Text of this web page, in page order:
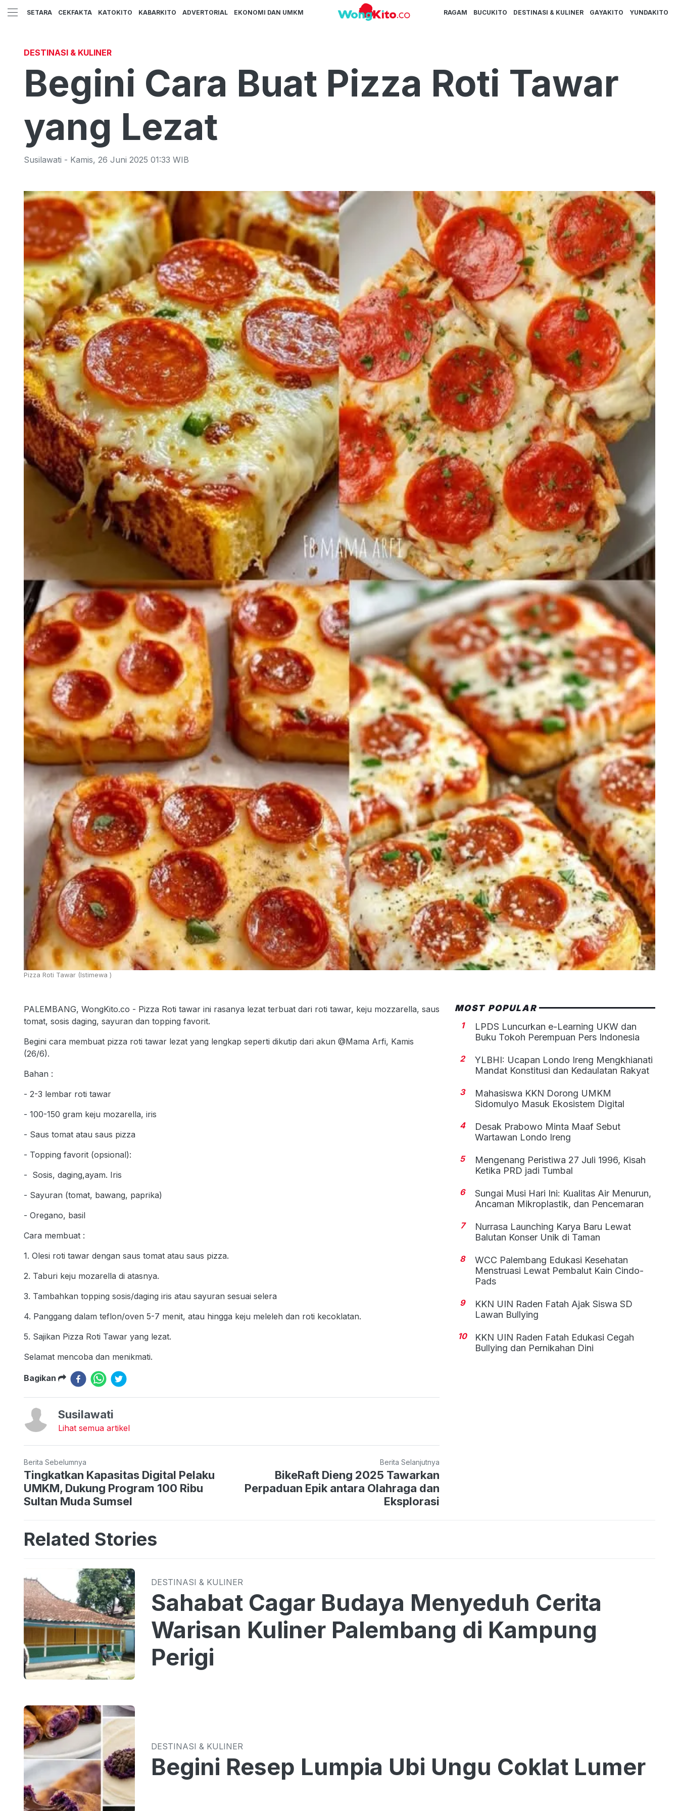
SETARA CEKFAKTA KATOKITO KABARKITO ADVERTORIAL EKONOMI DAN UMKM RAGAM BUCUKITO DESTINASI & KULINER GAYAKITO YUNDAKITO
DESTINASI & KULINER
Begini Cara Buat Pizza Roti Tawar
yang Lezat
Susilawati - Kamis, 26 Juni 2025 01:33 WIB
Pizza Roti Tawar (Istimewa )
PALEMBANG, WongKito.co - Pizza Roti tawar ini rasanya lezat terbuat dari roti tawar, keju mozzarella, saus
tomat, sosis daging, sayuran dan topping favorit.
Begini cara membuat pizza roti tawar lezat yang lengkap seperti dikutip dari akun @Mama Arfi, Kamis
(26/6).
Bahan :
- 2-3 lembar roti tawar
- 100-150 gram keju mozarella, iris
- Saus tomat atau saus pizza
- Topping favorit (opsional):
- Sosis, daging,ayam. Iris
- Sayuran (tomat, bawang, paprika)
- Oregano, basil
Cara membuat :
1. Olesi roti tawar dengan saus tomat atau saus pizza.
2. Taburi keju mozarella di atasnya.
3. Tambahkan topping sosis/daging iris atau sayuran sesuai selera
4. Panggang dalam teflon/oven 5-7 menit, atau hingga keju meleleh dan roti kecoklatan.
5. Sajikan Pizza Roti Tawar yang lezat.
Selamat mencoba dan menikmati.
Bagikan
Susilawati
Lihat semua artikel
Berita Sebelumnya
Tingkatkan Kapasitas Digital Pelaku
UMKM, Dukung Program 100 Ribu
Sultan Muda Sumsel
Berita Selanjutnya
BikeRaft Dieng 2025 Tawarkan
Perpaduan Epik antara Olahraga dan
Eksplorasi
MOST POPULAR
1
LPDS Luncurkan e-Learning UKW dan
Buku Tokoh Perempuan Pers Indonesia
2
YLBHI: Ucapan Londo Ireng Mengkhianati
Mandat Konstitusi dan Kedaulatan Rakyat
3
Mahasiswa KKN Dorong UMKM
Sidomulyo Masuk Ekosistem Digital
4
Desak Prabowo Minta Maaf Sebut
Wartawan Londo Ireng
5
Mengenang Peristiwa 27 Juli 1996, Kisah
Ketika PRD jadi Tumbal
6
Sungai Musi Hari Ini: Kualitas Air Menurun,
Ancaman Mikroplastik, dan Pencemaran
7
Nurrasa Launching Karya Baru Lewat
Balutan Konser Unik di Taman
8
WCC Palembang Edukasi Kesehatan
Menstruasi Lewat Pembalut Kain Cindo-
Pads
9
KKN UIN Raden Fatah Ajak Siswa SD
Lawan Bullying
10
KKN UIN Raden Fatah Edukasi Cegah
Bullying dan Pernikahan Dini
Related Stories
DESTINASI & KULINER
Sahabat Cagar Budaya Menyeduh Cerita
Warisan Kuliner Palembang di Kampung
Perigi
DESTINASI & KULINER
Begini Resep Lumpia Ubi Ungu Coklat Lumer